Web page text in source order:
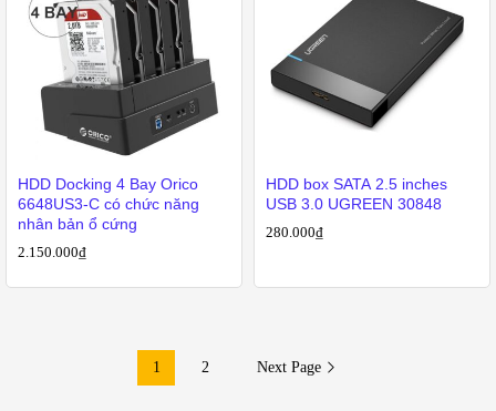
HDD Docking 4 Bay Orico
6648US3-C có chức năng
nhân bản ổ cứng
2.150.000₫
HDD box SATA 2.5 inches
USB 3.0 UGREEN 30848
280.000₫
1 2 Next Page